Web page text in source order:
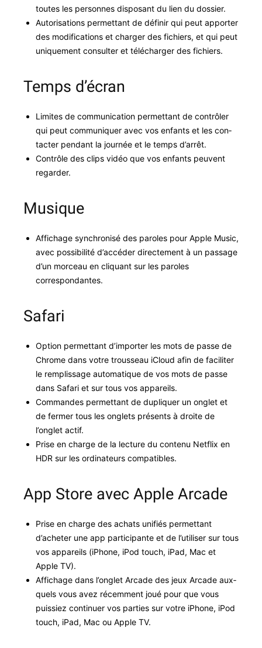
toutes les per­son­nes dis­posant du lien du dossier.
Autori­sa­tions per­me­t­tant de définir qui peut apporter
des mod­i­fi­ca­tions et charg­er des fichiers, et qui peut
unique­ment con­sul­ter et télécharg­er des fichiers.
Temps d’écran
Lim­ites de com­mu­ni­ca­tion per­me­t­tant de con­trôler
qui peut com­mu­ni­quer avec vos enfants et les con­
tac­ter pen­dant la journée et le temps d’arrêt.
Con­trôle des clips vidéo que vos enfants peu­vent
regarder.
Musique
Affichage syn­chro­nisé des paroles pour Apple Music,
avec pos­si­bil­ité d’accéder directe­ment à un pas­sage
d’un morceau en cli­quant sur les paroles
correspondantes.
Safari
Option per­me­t­tant d’importer les mots de passe de
Chrome dans votre trousseau iCloud afin de faciliter
le rem­plis­sage automa­tique de vos mots de passe
dans Safari et sur tous vos appareils.
Com­man­des per­me­t­tant de dupli­quer un onglet et
de fer­mer tous les onglets présents à droite de
l’onglet actif.
Prise en charge de la lec­ture du con­tenu Net­flix en
HDR sur les ordi­na­teurs compatibles.
App Store avec Apple Arcade
Prise en charge des achats unifiés per­me­t­tant
d’acheter une app par­tic­i­pante et de l’utiliser sur tous
vos appareils (iPhone, iPod touch, iPad, Mac et
Apple TV).
Affichage dans l’onglet Arcade des jeux Arcade aux­
quels vous avez récem­ment joué pour que vous
puissiez con­tin­uer vos par­ties sur votre iPhone, iPod
touch, iPad, Mac ou Apple TV.